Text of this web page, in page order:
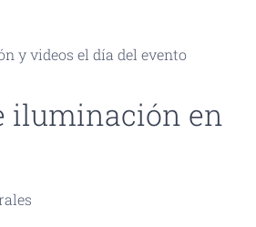
y videos el día del evento
iluminación en